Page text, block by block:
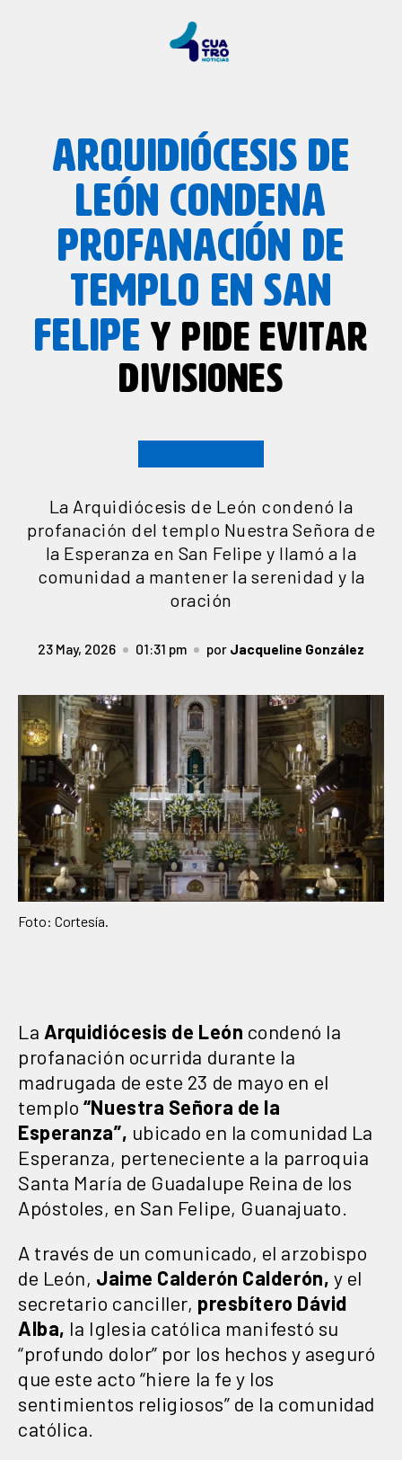
ARQUIDIÓCESIS DE
LEÓN CONDENA
PROFANACIÓN DE
TEMPLO EN SAN
FELIPE Y PIDE EVITAR
DIVISIONES
La Arquidiócesis de León condenó la
profanación del templo Nuestra Señora de
la Esperanza en San Felipe y llamó a la
comunidad a mantener la serenidad y la
oración
23 May, 2026 01:31 pm por Jacqueline González
Foto: Cortesía.
La Arquidiócesis de León condenó la
profanación ocurrida durante la
madrugada de este 23 de mayo en el
templo “Nuestra Señora de la
Esperanza”, ubicado en la comunidad La
Esperanza, perteneciente a la parroquia
Santa María de Guadalupe Reina de los
Apóstoles, en San Felipe, Guanajuato.
A través de un comunicado, el arzobispo
de León, Jaime Calderón Calderón, y el
secretario canciller, presbítero Dávid
Alba, la Iglesia católica manifestó su
“profundo dolor” por los hechos y aseguró
que este acto “hiere la fe y los
sentimientos religiosos” de la comunidad
católica.